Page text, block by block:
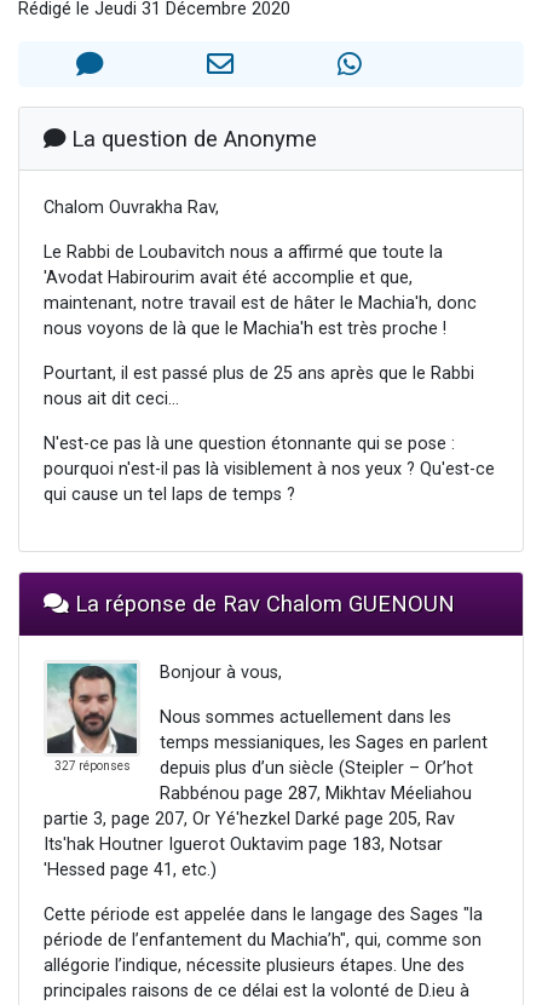
Il reste 49 places pour étudier en groupe sur Zoom
2 nouvelles musiques dans Torah-Box Music
6 personnes viennent de nous rejoindre sur WhatsApp
Rédigé le Jeudi 31 Décembre 2020
La question de Anonyme
Chalom Ouvrakha Rav,
Le Rabbi de Loubavitch nous a affirmé que toute la
'Avodat Habirourim avait été accomplie et que,
maintenant, notre travail est de hâter le Machia'h, donc
nous voyons de là que le Machia'h est très proche !
Pourtant, il est passé plus de 25 ans après que le Rabbi
nous ait dit ceci...
N'est-ce pas là une question étonnante qui se pose :
pourquoi n'est-il pas là visiblement à nos yeux ? Qu'est-ce
qui cause un tel laps de temps ?
La réponse de Rav Chalom GUENOUN
327 réponses
Bonjour à vous,
Nous sommes actuellement dans les
temps messianiques, les Sages en parlent
depuis plus d’un siècle (Steipler – Or’hot
Rabbénou page 287, Mikhtav Méeliahou
partie 3, page 207, Or Yé'hezkel Darké page 205, Rav
Its'hak Houtner Iguerot Ouktavim page 183, Notsar
'Hessed page 41, etc.)
Cette période est appelée dans le langage des Sages "la
période de l’enfantement du Machia’h", qui, comme son
allégorie l’indique, nécessite plusieurs étapes. Une des
principales raisons de ce délai est la volonté de D.ieu à